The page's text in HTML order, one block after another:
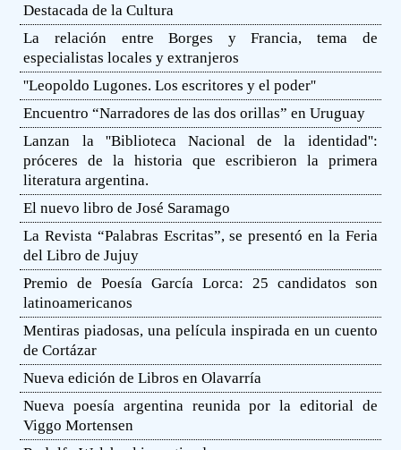
Destacada de la Cultura
La relación entre Borges y Francia, tema de
especialistas locales y extranjeros
''Leopoldo Lugones. Los escritores y el poder''
Encuentro “Narradores de las dos orillas” en Uruguay
Lanzan la ''Biblioteca Nacional de la identidad'':
próceres de la historia que escribieron la primera
literatura argentina.
El nuevo libro de José Saramago
La Revista “Palabras Escritas”, se presentó en la Feria
del Libro de Jujuy
Premio de Poesía García Lorca: 25 candidatos son
latinoamericanos
Mentiras piadosas, una película inspirada en un cuento
de Cortázar
Nueva edición de Libros en Olavarría
Nueva poesía argentina reunida por la editorial de
Viggo Mortensen